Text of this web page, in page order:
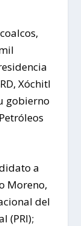
Xóchitl
gobierno
a
Moreno,
del
(PRI);